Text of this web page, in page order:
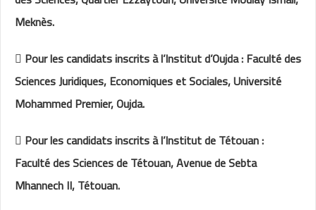
Meknès.
 Pour les candidats inscrits à l’Institut d’Oujda : Faculté des
Sciences Juridiques, Economiques et Sociales, Université
Mohammed Premier, Oujda.
 Pour les candidats inscrits à l’Institut de Tétouan :
Faculté des Sciences de Tétouan, Avenue de Sebta
Mhannech II, Tétouan.